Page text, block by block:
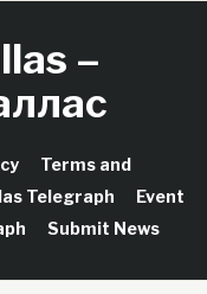
–
Terms and
Telegraph
Event
Submit News